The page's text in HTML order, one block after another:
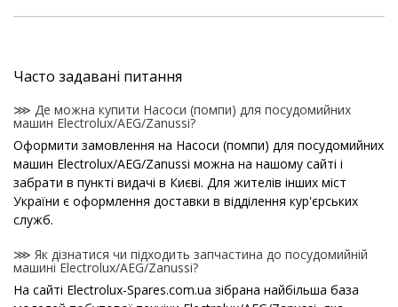
Часто задавані питання
⋙ Де можна купити Насоси (помпи) для посудомийних
машин Electrolux/AEG/Zanussi?
Оформити замовлення на Насоси (помпи) для посудомийних
машин Electrolux/AEG/Zanussi можна на нашому сайті і
забрати в пункті видачі в Києві. Для жителів інших міст
України є оформлення доставки в відділення кур'єрських
служб.
⋙ Як дізнатися чи підходить запчастина до посудомийній
машині Electrolux/AEG/Zanussi?
На сайті Electrolux-Spares.com.ua зібрана найбільша база